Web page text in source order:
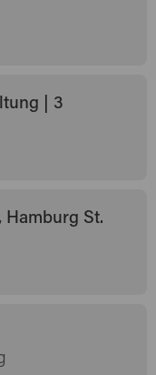
| 3
St.